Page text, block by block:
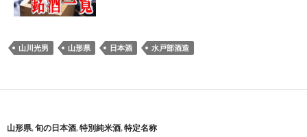
山川光男 山形県 日本酒 水戸部酒造
山形県,旬の日本酒,特別純米酒,特定名称